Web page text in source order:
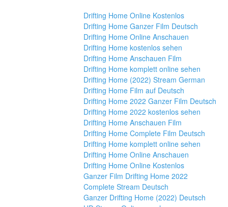
Drifting Home Online Kostenlos
Drifting Home Ganzer Film Deutsch
Drifting Home Online Anschauen
Drifting Home kostenlos sehen
Drifting Home Anschauen Film
Drifting Home komplett online sehen
Drifting Home (2022) Stream German
Drifting Home Film auf Deutsch
Drifting Home 2022 Ganzer Film Deutsch
Drifting Home 2022 kostenlos sehen
Drifting Home Anschauen Film
Drifting Home Complete Film Deutsch
Drifting Home komplett online sehen
Drifting Home Online Anschauen
Drifting Home Online Kostenlos
Ganzer Film Drifting Home 2022
Complete Stream Deutsch
Ganzer Drifting Home (2022) Deutsch